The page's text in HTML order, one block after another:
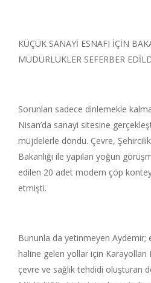
KÜÇÜK SANAYİ ESNAFI İÇİN
MÜDÜRLÜKLER SEFERBER
Sorunları sadece dinlemekle
Nisan’da sanayi sitesine
müjdelerle döndü. Çevre,
Bakanlığı ile yapılan yoğun
edilen 20 adet modern çöp
etmişti.
Bununla da yetinmeyen Aydemir;
haline gelen yollar için Karayolları
çevre ve sağlık tehdidi oluşturan